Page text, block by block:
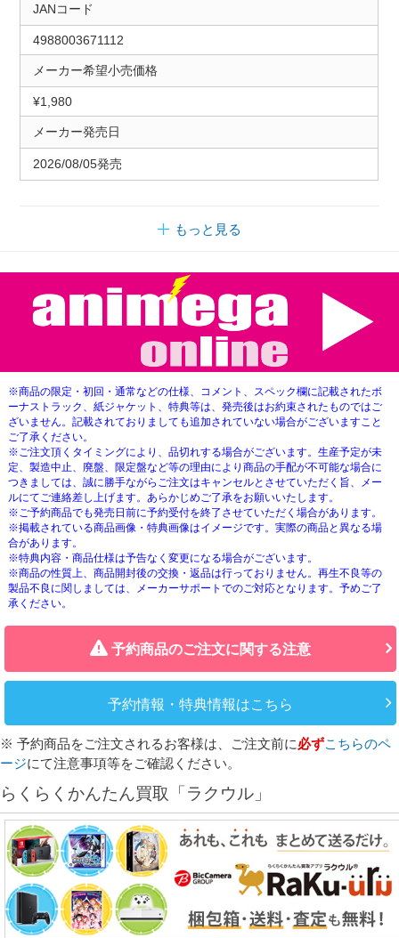
JANコード
4988003671112
メーカー希望小売価格
¥1,980
メーカー発売日
2026/08/05発売
もっと見る
※商品の限定・初回・通常などの仕様、コメント、スペック欄に記載されたボ
ーナストラック、紙ジャケット、特典等は、発売後はお約束されたものではご
ざいません。記載されておりましても追加されていない場合がございますこと
ご了承ください。
※ご注文頂くタイミングにより、品切れする場合がございます。生産予定が未
定、製造中止、廃盤、限定盤など等の理由により商品の手配が不可能な場合に
つきましては、誠に勝手ながらご注文はキャンセルとさせていただく旨、メー
ルにてご連絡差し上げます。あらかじめご了承をお願いいたします。
※ご予約商品でも発売日前に予約受付を終了させていただく場合があります。
※掲載されている商品画像・特典画像はイメージです。実際の商品と異なる場
合があります。
※特典内容・商品仕様は予告なく変更になる場合がございます。
※商品の性質上、商品開封後の交換・返品は行っておりません。再生不良等の
製品不良に関しましては、メーカーサポートでのご対応となります。予めご了
承ください。
予約商品のご注文に関する注意
予約情報・特典情報はこちら
※ 予約商品をご注文されるお客様は、ご注文前に必ずこちらのペ
ージにて注意事項等をご確認ください。
らくらくかんたん買取「ラクウル」